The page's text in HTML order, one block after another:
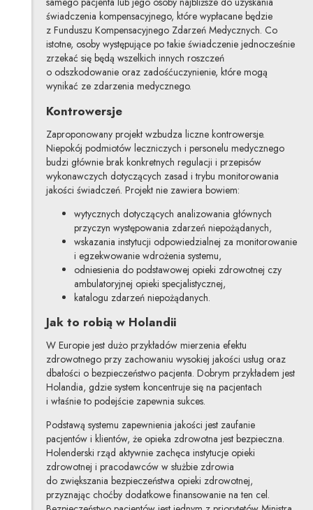
świadczenia kompensacyjnego, które wypłacane będzie
z Funduszu Kompensacyjnego Zdarzeń Medycznych. Co
istotne, osoby występujące po takie świadczenie jednocześnie
zrzekać się będą wszelkich innych roszczeń
o odszkodowanie oraz zadośćuczynienie, które mogą
wynikać ze zdarzenia medycznego.
Kontrowersje
Zaproponowany projekt wzbudza liczne kontrowersje.
Niepokój podmiotów leczniczych i personelu medycznego
budzi głównie brak konkretnych regulacji i przepisów
wykonawczych dotyczących zasad i trybu monitorowania
jakości świadczeń. Projekt nie zawiera bowiem:
wytycznych dotyczących analizowania głównych
przyczyn występowania zdarzeń niepożądanych,
wskazania instytucji odpowiedzialnej za monitorowanie
i egzekwowanie wdrożenia systemu,
odniesienia do podstawowej opieki zdrowotnej czy
ambulatoryjnej opieki specjalistycznej,
katalogu zdarzeń niepożądanych.
Jak to robią w Holandii
W Europie jest dużo przykładów mierzenia efektu
zdrowotnego przy zachowaniu wysokiej jakości usług oraz
dbałości o bezpieczeństwo pacjenta. Dobrym przykładem jest
Holandia, gdzie system koncentruje się na pacjentach
i właśnie to podejście zapewnia sukces.
Podstawą systemu zapewnienia jakości jest zaufanie
pacjentów i klientów, że opieka zdrowotna jest bezpieczna.
Holenderski rząd aktywnie zachęca instytucje opieki
zdrowotnej i pracodawców w służbie zdrowia
do zwiększania bezpieczeństwa opieki zdrowotnej,
przyznając choćby dodatkowe finansowanie na ten cel.